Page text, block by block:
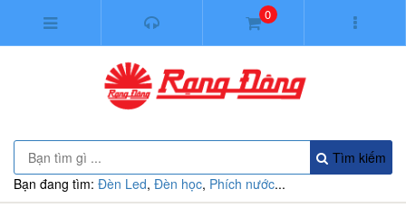
0
Tìm kiếm
Bạn đang tìm: Đèn Led, Đèn học, Phích nước...